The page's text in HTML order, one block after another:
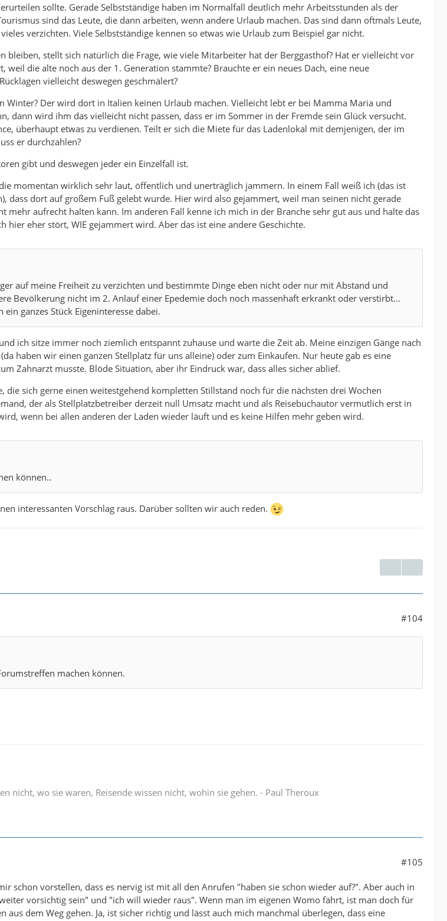
sollte. Gerade Selbstständige haben im Normalfall deutlich mehr Arbeitsstunden als der
sind das Leute, die dann arbeiten, wenn andere Urlaub machen. Das sind dann oftmals Leute,
verzichten. Viele Selbstständige kennen so etwas wie Urlaub zum Beispiel gar nicht.
bleiben, stellt sich natürlich die Frage, wie viele Mitarbeiter hat der Berggasthof? Hat er vielleicht vor
weil die alte noch aus der 1. Generation stammte? Brauchte er ein neues Dach, eine neue
vielleicht deswegen geschmälert?
Winter? Der wird dort in Italien keinen Urlaub machen. Vielleicht lebt er bei Mamma Maria und
dann wird ihm das vielleicht nicht passen, dass er im Sommer in der Fremde sein Glück versucht.
überhaupt etwas zu verdienen. Teilt er sich die Miete für das Ladenlokal mit demjenigen, der im
er durchzahlen?
gibt und deswegen jeder ein Einzelfall ist.
momentan wirklich sehr laut, öffentlich und unerträglich jammern. In einem Fall weiß ich (das ist
dass dort auf großem Fuß gelebt wurde. Hier wird also gejammert, weil man seinen nicht gerade
mehr aufrecht halten kann. Im anderen Fall kenne ich mich in der Branche sehr gut aus und halte das
hier eher stört, WIE gejammert wird. Aber das ist eine andere Geschichte.
auf meine Freiheit zu verzichten und bestimmte Dinge eben nicht oder nur mit Abstand und
Bevölkerung nicht im 2. Anlauf einer Epedemie doch noch massenhaft erkrankt oder verstirbt...
ganzes Stück Eigeninteresse dabei.
ich sitze immer noch ziemlich entspannt zuhause und warte die Zeit ab. Meine einzigen Gänge nach
haben wir einen ganzen Stellplatz für uns alleine) oder zum Einkaufen. Nur heute gab es eine
Zahnarzt musste. Blöde Situation, aber ihr Eindruck war, dass alles sicher ablief.
die sich gerne einen weitestgehend kompletten Stillstand noch für die nächsten drei Wochen
der als Stellplatzbetreiber derzeit null Umsatz macht und als Reisebuchautor vermutlich erst in
wenn bei allen anderen der Laden wieder läuft und es keine Hilfen mehr geben wird.
können..
interessanten Vorschlag raus. Darüber sollten wir auch reden.
#104
machen können.
nicht, wo sie waren, Reisende wissen nicht, wohin sie gehen. - Paul Theroux
#105
schon vorstellen, dass es nervig ist mit all den Anrufen "haben sie schon wieder auf?". Aber auch in
vorsichtig sein" und "ich will wieder raus". Wenn man im eigenen Womo fährt, ist man doch für
aus dem Weg gehen. Ja, ist sicher richtig und lässt auch mich manchmal überlegen, dass eine